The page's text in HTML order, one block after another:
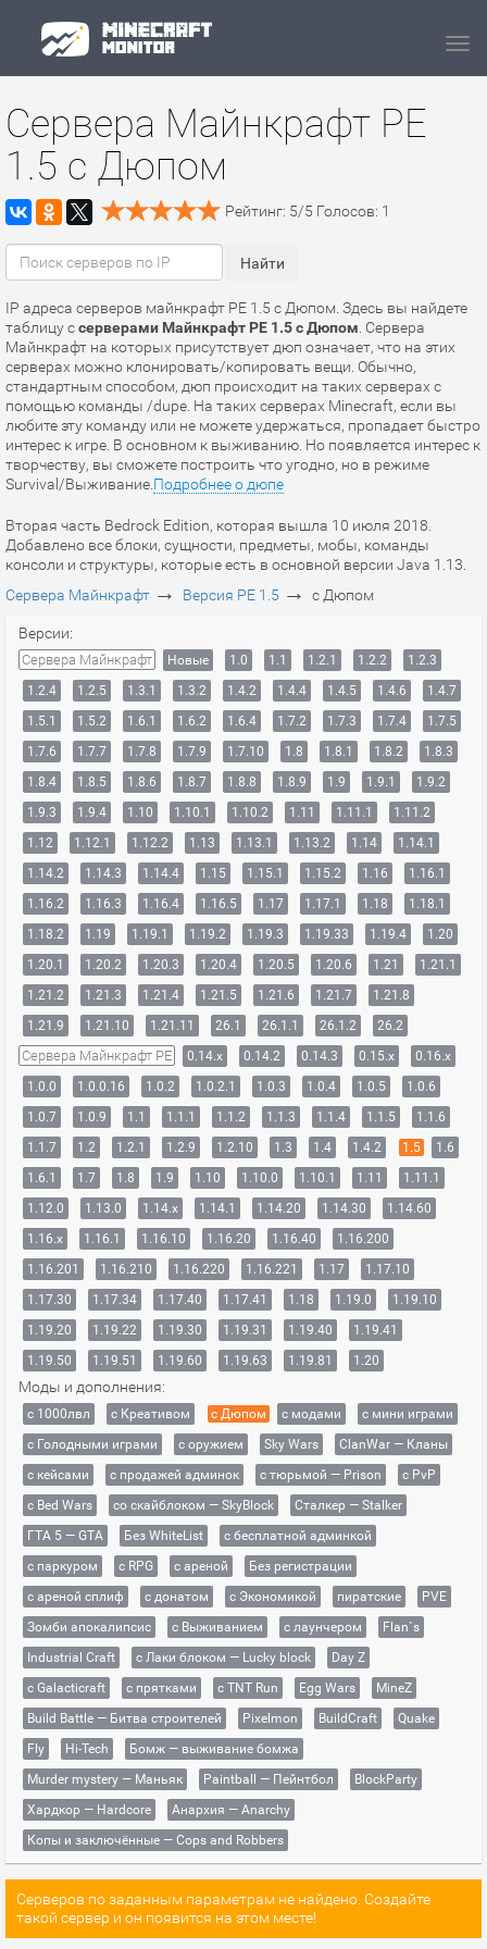
Сервера Майнкрафт PE
1.5 с Дюпом
Рейтинг: 5/5 Голосов: 1
IP адреса серверов майнкрафт PE 1.5 с Дюпом. Здесь вы найдете
таблицу ссерверами Майнкрафт PE 1.5 с Дюпом . Сервера
Майнкрафт на которых присутствует дюп означает, что на этих
серверах можно клонировать/копировать вещи. Обычно,
стандартным способом, дюп происходит на таких серверах с
помощью команды /dupe. На таких серверах Minecraft, если вы
любите эту команду или не можете удержаться, пропадает быстро
интерес к игре. В основном к выживанию. Но появляется интерес к
творчеству, вы сможете построить что угодно, но в режиме
Survival/Выживание. Подробнее о дюпе
Вторая часть Bedrock Edition, которая вышла 10 июля 2018.
Добавлено все блоки, сущности, предметы, мобы, команды
консоли и структуры, которые есть в основной версии Java 1.13.
Сервера Майнкрафт → Версия PE 1.5 → с Дюпом
Версии:
Сервера Майнкрафт Новые 1.0 1.1 1.2.1 1.2.2
1.2.3
1.2.4
1.2.5 1.3.1 1.3.2 1.4.2 1.4.4 1.4.5 1.4.6
1.4.7
1.5.1
1.5.2 1.6.1 1.6.2 1.6.4 1.7.2 1.7.3 1.7.4
1.7.5
1.7.6
1.7.7 1.7.8 1.7.9 1.7.10 1.8 1.8.1 1.8.2
1.8.3
1.8.4
1.8.5 1.8.6 1.8.7 1.8.8 1.8.9 1.9 1.9.1
1.9.2
1.9.3
1.9.4 1.10 1.10.1 1.10.2 1.11 1.11.1
1.11.2
1.12
1.12.1 1.12.2 1.13 1.13.1 1.13.2 1.14
1.14.1
1.14.2
1.14.3 1.14.4 1.15 1.15.1 1.15.2 1.16
1.16.1
1.16.2
1.16.3 1.16.4 1.16.5 1.17 1.17.1 1.18
1.18.1
1.18.2
1.19 1.19.1 1.19.2 1.19.3 1.19.33 1.19.4
1.20
1.20.1
1.20.2 1.20.3 1.20.4 1.20.5 1.20.6 1.21
1.21.1
1.21.2
1.21.3 1.21.4 1.21.5 1.21.6 1.21.7
1.21.8
1.21.9
1.21.10 1.21.11 26.1 26.1.1 26.1.2 26.2
Сервера Майнкрафт PE 0.14.x 0.14.2 0.14.3 0.15.x
0.16.x
1.0.0
1.0.0.16 1.0.2 1.0.2.1 1.0.3 1.0.4 1.0.5
1.0.6
1.0.7
1.0.9 1.1 1.1.1 1.1.2 1.1.3 1.1.4 1.1.5
1.1.6
1.1.7
1.2 1.2.1 1.2.9 1.2.10 1.3 1.4 1.4.2 1.5
1.6
1.6.1
1.7 1.8 1.9 1.10 1.10.0 1.10.1 1.11
1.11.1
1.12.0
1.13.0 1.14.x 1.14.1 1.14.20 1.14.30
1.14.60
1.16.x
1.16.1 1.16.10 1.16.20 1.16.40
1.16.200
1.16.201
1.16.210 1.16.220 1.16.221 1.17
1.17.10
1.17.30
1.17.34 1.17.40 1.17.41 1.18 1.19.0
1.19.10
1.19.20
1.19.22 1.19.30 1.19.31 1.19.40
1.19.41
1.19.50
1.19.51 1.19.60 1.19.63 1.19.81 1.20
Моды и дополнения:
с 1000лвл c Креативом с Дюпом с модами
с мини играми
с Голодными играми
с оружием Sky Wars
ClanWar — Кланы
с кейсами
с продажей админок с тюрьмой — Prison
с PvP
с Bed Wars
со скайблоком — SkyBlock
Сталкер — Stalker
ГТА 5 — GTA
Без WhiteList
с бесплатной админкой
с паркуром
с RPG с ареной
Без регистрации
с ареной сплиф
с донатом с Экономикой пиратские
PVE
Зомби апокалипсис
с Выживанием с лаунчером
Flan`s
Industrial Craft
с Лаки блоком — Lucky block
Day Z
с Galacticraft
с прятками с TNT Run Egg Wars
MineZ
Build Battle — Битва строителей
Pixelmon BuildCraft
Quake
Fly
Hi-Tech
Бомж — выживание бомжа
Murder mystery — Маньяк
Paintball — Пейнтбол
BlockParty
Хардкор — Hardcore
Анархия — Anarchy
Копы и заключённые — Cops and Robbers
Серверов по заданным параметрам не найдено. Создайте
такой сервер и он появится на этом месте!